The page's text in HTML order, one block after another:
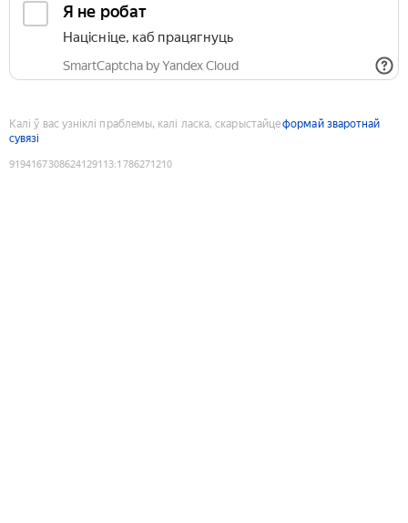
Я не робат
Націсніце, каб працягнуць
SmartCaptcha by Yandex Cloud
Калі ў вас узніклі праблемы, калі ласка, скарыстайцеформай зваротнай
сувязі
9194167308624129113:1786271210